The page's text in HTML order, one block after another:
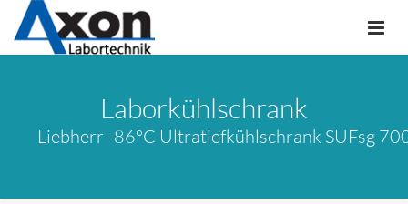
Laborkühlschrank
Liebherr -86°C Ultratiefkühlschrank SUFsg